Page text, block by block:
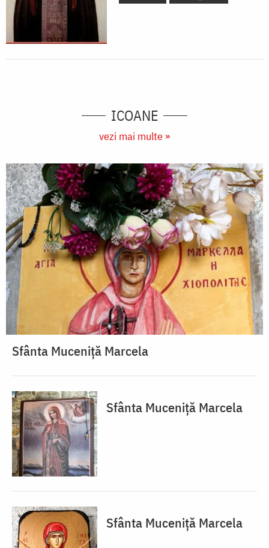
ICOANE
vezi mai multe »
Sfânta Muceniță Marcela
Sfânta Muceniță Marcela
Sfânta Muceniță Marcela